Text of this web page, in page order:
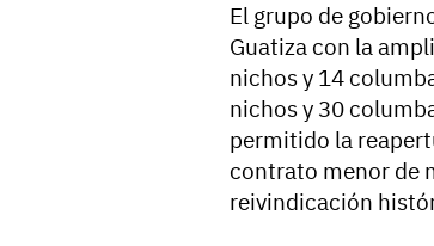
El grupo de
Guatiza con la
nichos y 14
nichos y 30
permitido la
contrato menor de
reivindicación